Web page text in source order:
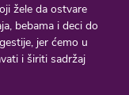
žele da ostvare
bebama i deci do
jer ćemo u
i širiti sadržaj